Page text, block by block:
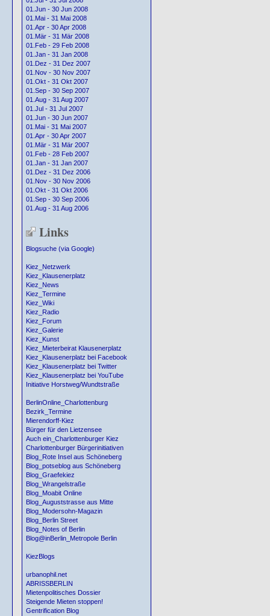
01.Jun - 30 Jun 2008
01.Mai - 31 Mai 2008
01.Apr - 30 Apr 2008
01.Mär - 31 Mär 2008
01.Feb - 29 Feb 2008
01.Jan - 31 Jan 2008
01.Dez - 31 Dez 2007
01.Nov - 30 Nov 2007
01.Okt - 31 Okt 2007
01.Sep - 30 Sep 2007
01.Aug - 31 Aug 2007
01.Jul - 31 Jul 2007
01.Jun - 30 Jun 2007
01.Mai - 31 Mai 2007
01.Apr - 30 Apr 2007
01.Mär - 31 Mär 2007
01.Feb - 28 Feb 2007
01.Jan - 31 Jan 2007
01.Dez - 31 Dez 2006
01.Nov - 30 Nov 2006
01.Okt - 31 Okt 2006
01.Sep - 30 Sep 2006
01.Aug - 31 Aug 2006
Links
Blogsuche (via Google)
Kiez_Netzwerk
Kiez_Klausenerplatz
Kiez_News
Kiez_Termine
Kiez_Wiki
Kiez_Radio
Kiez_Forum
Kiez_Galerie
Kiez_Kunst
Kiez_Mieterbeirat Klausenerplatz
Kiez_Klausenerplatz bei Facebook
Kiez_Klausenerplatz bei Twitter
Kiez_Klausenerplatz bei YouTube
Initiative Horstweg/Wundtstraße
BerlinOnline_Charlottenburg
Bezirk_Termine
Mierendorff-Kiez
Bürger für den Lietzensee
Auch ein_Charlottenburger Kiez
Charlottenburger Bürgerinitiativen
Blog_Rote Insel aus Schöneberg
Blog_potseblog aus Schöneberg
Blog_Graefekiez
Blog_Wrangelstraße
Blog_Moabit Online
Blog_Auguststrasse aus Mitte
Blog_Modersohn-Magazin
Blog_Berlin Street
Blog_Notes of Berlin
Blog@inBerlin_Metropole Berlin
KiezBlogs
urbanophil.net
ABRISSBERLIN
Mietenpolitisches Dossier
Steigende Mieten stoppen!
Gentrification Blog